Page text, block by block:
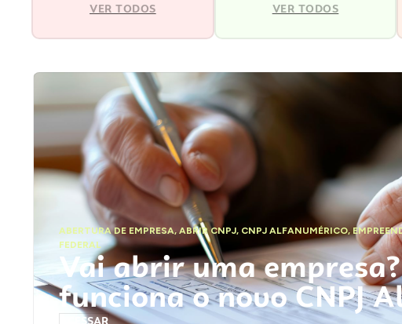
VER TODOS VER TODOS
ABERTURA DE EMPRESA,ABRIR CNPJ, CNPJ ALFANUMÉRICO,
FEDERAL
Vai abrir uma
funciona o novo CNPJ
ACESSAR